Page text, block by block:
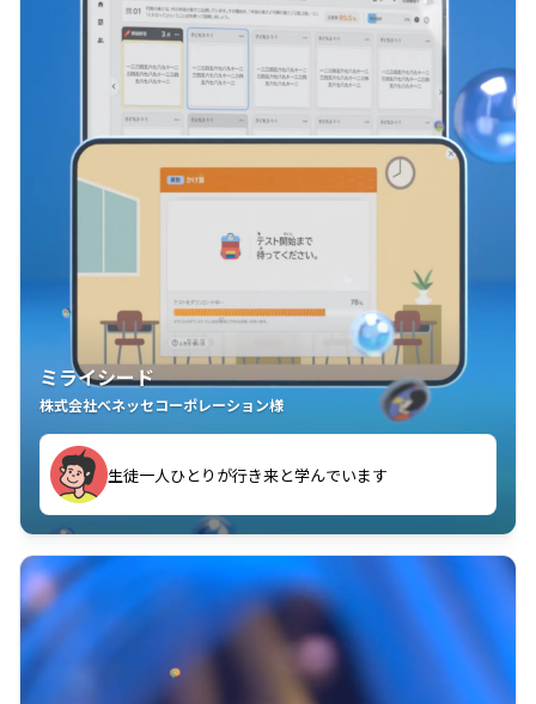
ミライシード
株式会社ベネッセコーポレーション様
生徒一人ひとりが行き来と学んでいます
教室中の児童生徒が「問題が解けてうれしい」「解く
ことが楽しい」を実感しています